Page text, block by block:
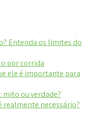
Entenda os limites do
por corrida
ele é importante para
ou verdade?
necessário?